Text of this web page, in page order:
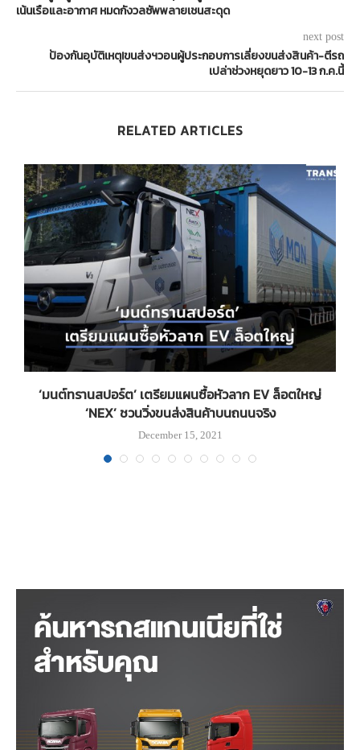
เน้นเรือและอากาศ หมดกังวลซัพพลายเชนสะดุด
next post
ป้องกันอุบัติเหตุ!ขนส่งฯวอนผู้ประกอบการเลี่ยงขนส่งสินค้า-ตีรถ
เปล่าช่วงหยุดยาว 10-13 ก.ค.นี้
RELATED ARTICLES
‘มนต์ทรานสปอร์ต’ เตรียมแผนซื้อหัวลาก EV ล็อตใหญ่
‘NEX’ ชวนวิ่งขนส่งสินค้าบนถนนจริง
December 15, 2021